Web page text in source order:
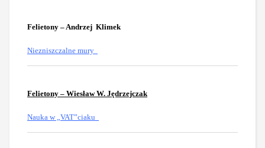
Felietony – Andrzej Klimek
Niezniszczalne mury
Felietony – Wiesław W. Jędrzejczak
Nauka w „VAT”ciaku